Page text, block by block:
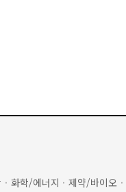
· 화학/에너지 · 제약/바이오 ·